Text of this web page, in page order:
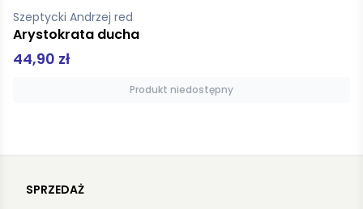
Varga Krzysztof
Dziennik hipopotama
59,90 zł
Produkt niedostępny
SPRZEDAŻ